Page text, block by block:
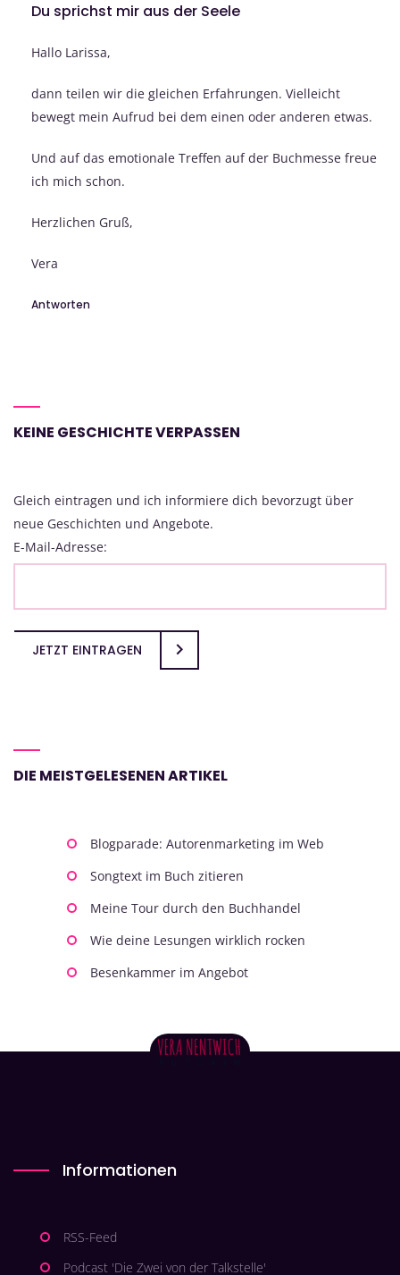
Du sprichst mir aus der Seele
Hallo Larissa,
dann teilen wir die gleichen Erfahrungen. Vielleicht
bewegt mein Aufrud bei dem einen oder anderen etwas.
Und auf das emotionale Treffen auf der Buchmesse freue
ich mich schon.
Herzlichen Gruß,
Vera
Antworten
KEINE GESCHICHTE VERPASSEN
Gleich eintragen und ich informiere dich bevorzugt über
neue Geschichten und Angebote.
E-Mail-Adresse:
JETZT EINTRAGEN
DIE MEISTGELESENEN ARTIKEL
Blogparade: Autorenmarketing im Web
Songtext im Buch zitieren
Meine Tour durch den Buchhandel
Wie deine Lesungen wirklich rocken
Besenkammer im Angebot
Informationen
RSS-Feed
Podcast 'Die Zwei von der Talkstelle'